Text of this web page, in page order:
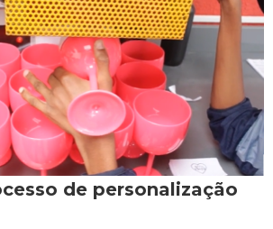
de personalização